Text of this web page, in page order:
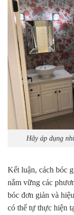
Hãy áp dụng
Kết luận, cách bóc
nắm vững các
bóc đơn giản và
có thể tự thực hiện